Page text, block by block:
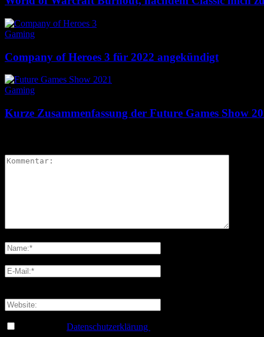
Gaming
Company of Heroes 3 für 2022 angekündigt
Gaming
Kurze Zusammenfassung der Future Games Show
Datenschutzerklärung